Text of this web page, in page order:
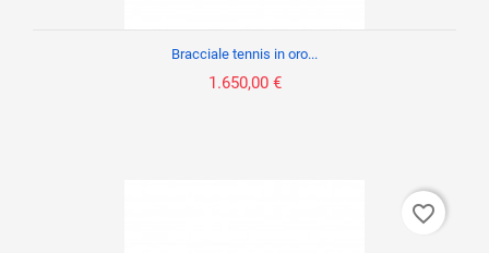
Bracciale tennis in oro...
1.650,00 €
favorite_border